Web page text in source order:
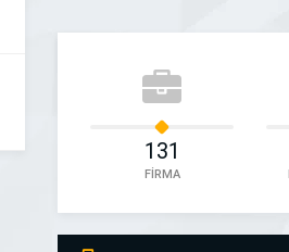
131
FİRMA